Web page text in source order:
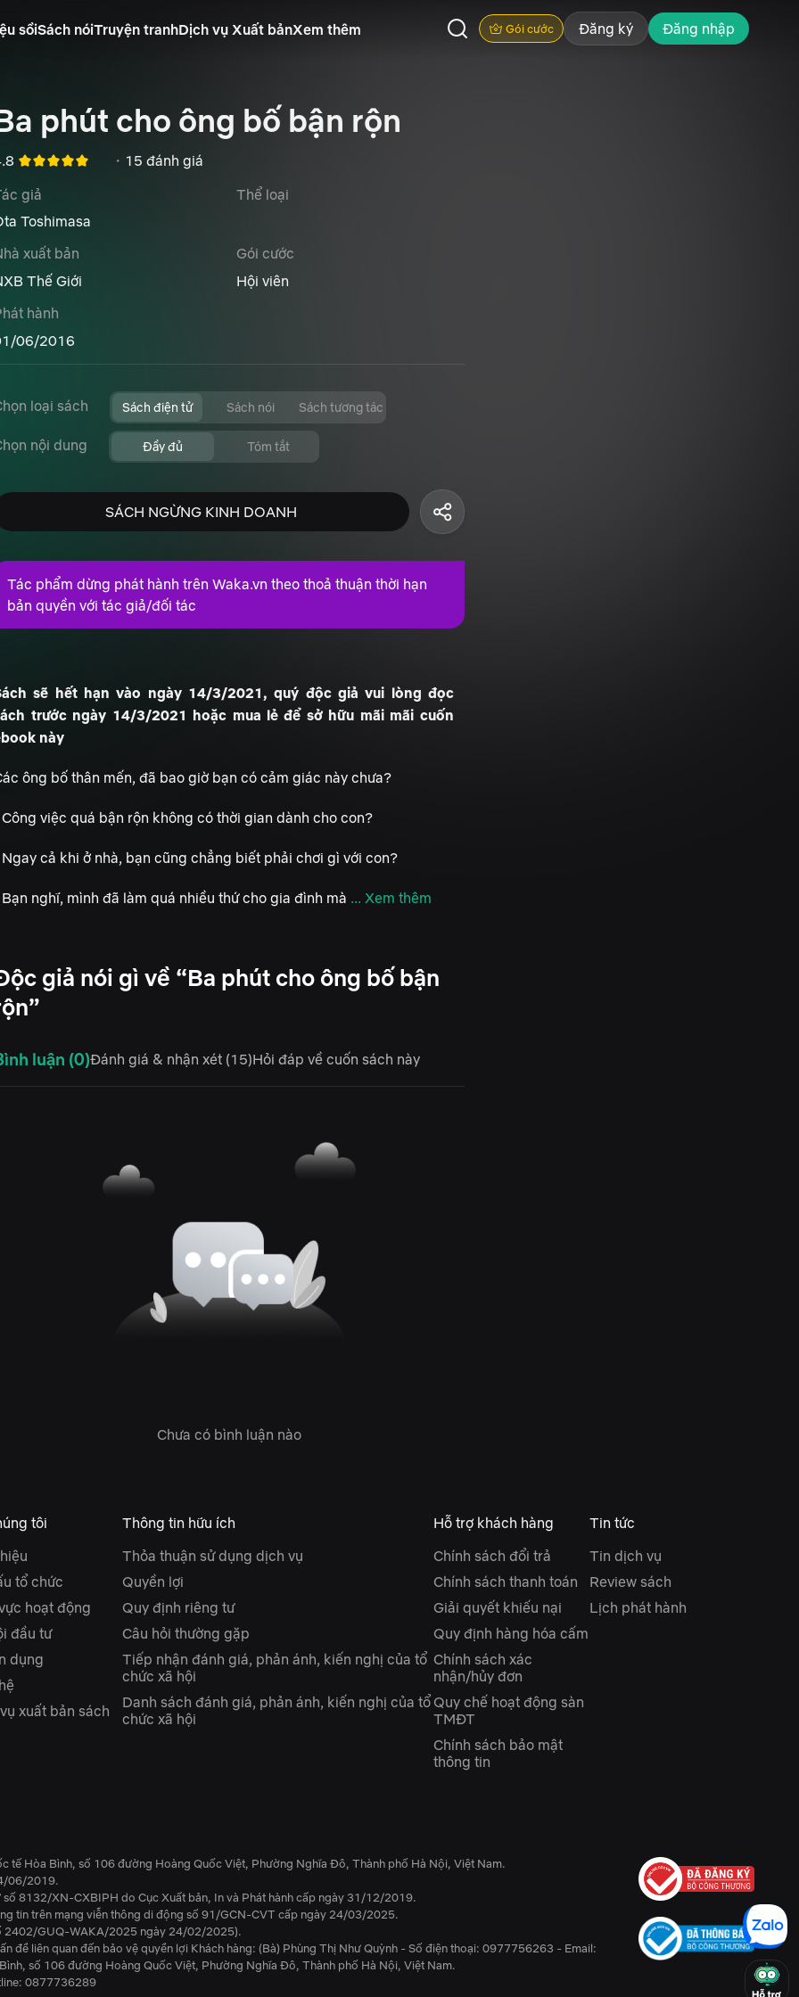
sồiSách nóiTruyện tranhDịch vụ Xuất bảnXem thêm Gói cước Đăng ký Đăng nhập
phút cho ông bố bận rộn
・ 15 đánh giá
giả
Toshimasa
Thể loại
xuất bản
Thế Giới
Gói cước
Hội viên
hành
06/2016
loại sách Sách điện tử Sách nói Sách tương tác
nội dung Đầy đủ Tóm tắt
SÁCH NGỪNG KINH DOANH
Tác phẩm dừng phát hành trên Waka.vn theo thoả thuận thời hạn
bản quyền với tác giả/đối tác
sẽ hết hạn vào ngày 14/3/2021, quý độc giả vui lòng đọc
trước ngày 14/3/2021 hoặc mua lẻ để sở hữu mãi mãi cuốn
này
ông bố thân mến, đã bao giờ bạn có cảm giác này chưa?
Công việc quá bận rộn không có thời gian dành cho con?
Ngay cả khi ở nhà, bạn cũng chẳng biết phải chơi gì với con?
Bạn nghĩ, mình đã làm quá nhiều thứ cho gia đình mà ... Xem thêm
giả nói gì về “Ba phút cho ông bố bận
luận (0)Đánh giá & nhận xét (15)Hỏi đáp về cuốn sách này
Chưa có bình luận nào
tôi
tổ chức
hoạt động
đầu tư
dụng
xuất bản sách
Thông tin hữu ích
Thỏa thuận sử dụng dịch vụ
Quyền lợi
Quy định riêng tư
Câu hỏi thường gặp
Tiếp nhận đánh giá, phản ánh, kiến nghị của tổ
chức xã hội
Danh sách đánh giá, phản ánh, kiến nghị của tổ
chức xã hội
Hỗ trợ khách hàng
Chính sách đổi trả
Chính sách thanh toán
Giải quyết khiếu nại
Quy định hàng hóa cấm
Chính sách xác
nhận/hủy đơn
Quy chế hoạt động sàn
TMĐT
Chính sách bảo mật
thông tin
Tin tức
Tin dịch vụ
Review sách
Lịch phát hành
tế Hòa Bình, số 106 đường Hoàng Quốc Việt, Phường Nghĩa Đô, Thành phố Hà Nội, Việt Nam.
06/2019.
8132/XN-CXBIPH do Cục Xuất bản, In và Phát hành cấp ngày 31/12/2019.
tin trên mạng viễn thông di động số 91/GCN-CVT cấp ngày 24/03/2025.
2402/GUQ-WAKA/2025 ngày 24/02/2025).
đề liên quan đến bảo vệ quyền lợi Khách hàng: (Bà) Phùng Thị Như Quỳnh - Số điện thoại: 0977756263 - Email:
số 106 đường Hoàng Quốc Việt, Phường Nghĩa Đô, Thành phố Hà Nội, Việt Nam.
0877736289